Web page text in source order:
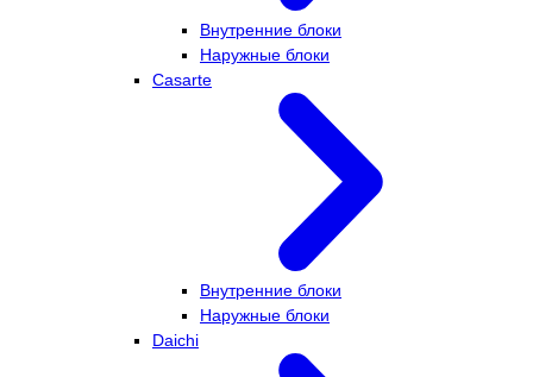
Внутренние блоки
Наружные блоки
Casarte
Внутренние блоки
Наружные блоки
Daichi